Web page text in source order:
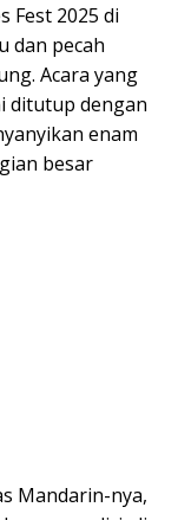
Fest 2025 di
dan pecah
Acara yang
ditutup dengan
enam
besar
Mandarin-nya,